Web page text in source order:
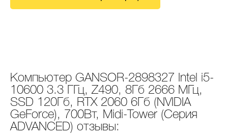
Компьютер GANSOR-2898327 Intel i5-
10600 3.3 ГГц, Z490, 8Гб 2666 МГц,
SSD 120Гб, RTX 2060 6Гб (NVIDIA
GeForce), 700Вт, Midi-Tower (Серия
ADVANCED) отзывы: